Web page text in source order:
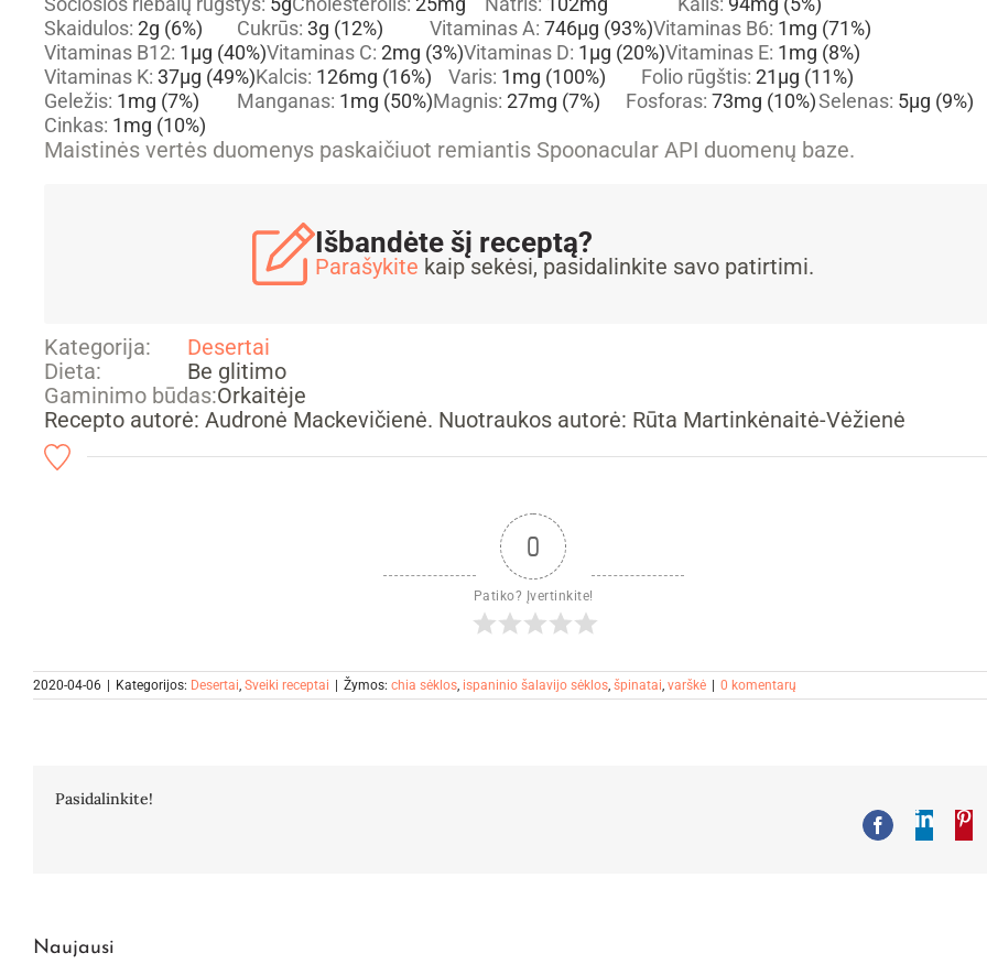
Skaidulos: 2g (6%) Cukrūs: 3g (12%) Vitaminas A: 746µg (93%)Vitaminas B6: 1mg (71%)
Vitaminas B12: 1µg (40%)Vitaminas C: 2mg (3%)Vitaminas D: 1µg (20%)Vitaminas E: 1mg (8%)
Vitaminas K: 37µg (49%)Kalcis: 126mg (16%) Varis: 1mg (100%) Folio rūgštis: 21µg (11%)
Geležis: 1mg (7%) Manganas: 1mg (50%)Magnis: 27mg (7%) Fosforas: 73mg (10%)Selenas: 5µg (9%)
Cinkas: 1mg (10%)
Maistinės vertės duomenys paskaičiuot remiantis Spoonacular API duomenų baze.
Išbandėte šį receptą?
Parašykite kaip sekėsi, pasidalinkite savo patirtimi.
Kategorija:
Desertai
Dieta:
Be glitimo
Gaminimo būdas:Orkaitėje
Recepto autorė: Audronė Mackevičienė. Nuotraukos autorė: Rūta Martinkėnaitė-Vėžienė
0
Patiko? Įvertinkite!
2020-04-06 Kategorijos: Desertai, Sveiki receptai Žymos: chia sėklos, ispaninio šalavijo sėklos, špinatai, varškė 0 komentarų
Pasidalinkite!
Facebook
Naujausi